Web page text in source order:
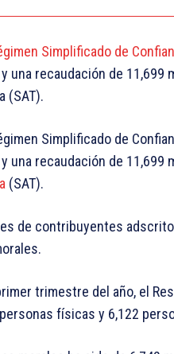
Simplificado de
una recaudación de
(SAT).
Simplificado de
una recaudación de 11,699
(SAT).
de contribuyentes
trimestre del año, el
físicas y 6,122